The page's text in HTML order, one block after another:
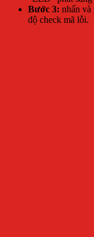
Bước 3: nhấn
độ check mã lỗi.